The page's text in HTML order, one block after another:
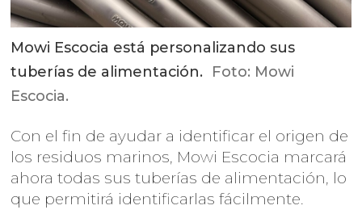
Mowi Escocia está personalizando sus
tuberías de alimentación. Foto: Mowi
Escocia.
Con el fin de ayudar a identificar el origen de
los residuos marinos, Mowi Escocia marcará
ahora todas sus tuberías de alimentación, lo
que permitirá identificarlas fácilmente.